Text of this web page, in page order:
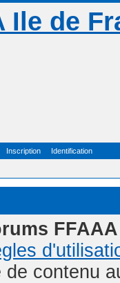
Ile de
Inscription Identification
FFAAA
de contenu